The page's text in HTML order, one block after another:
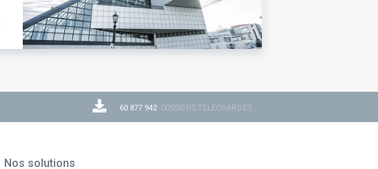
60 877 942DOSSIERS TÉLÉCHARGÉS
Nos solutions